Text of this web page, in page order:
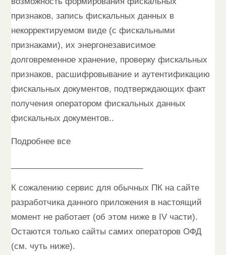
признаков, запись фискальных данных в
некорректируемом виде (с фискальными
признаками), их энергонезависимое
долговременное хранение, проверку фискальных
признаков, расшифровывание и аутентификацию
фискальных документов, подтверждающих факт
получения оператором фискальных данных
фискальных документов..
Подробнее все
К сожалению сервис для обычных ПК на сайте
разработчика данного приложения в настоящий
момент не работает (об этом ниже в IV части).
Остаются только сайты самих операторов ОФД
(см. чуть ниже).